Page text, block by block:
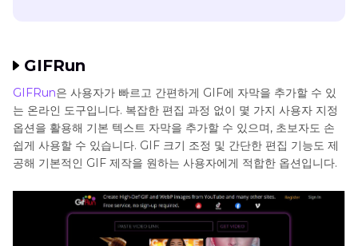
GIFRun
GIFRun은 사용자가 빠르고 간편하게 GIF에 자막을 추가할 수 있
는 온라인 도구입니다. 복잡한 편집 과정 없이 몇 가지 사용자 지정
옵션을 활용해 기본 텍스트 자막을 추가할 수 있으며, 초보자도 손
쉽게 사용할 수 있습니다. GIF 크기 조정 및 간단한 편집 기능도 제
공해 기본적인 GIF 제작을 원하는 사용자에게 적합한 옵션입니다.